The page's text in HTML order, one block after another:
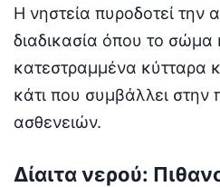
Η νηστεία πυροδοτεί την
διαδικασία όπου το σώμα
κατεστραμμένα κύτταρα
κάτι που συμβάλλει
ασθενειών.
Δίαιτα νερού: